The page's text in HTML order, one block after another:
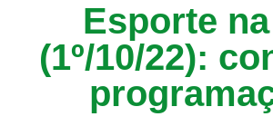
Esporte
(1º/10/22):